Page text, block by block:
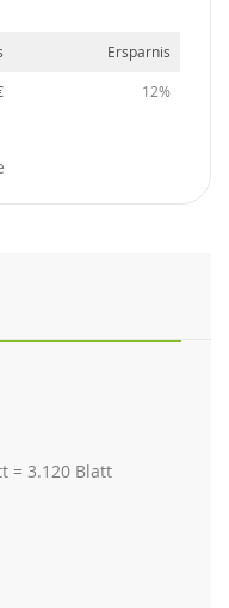
Ersparnis
12%
= 3.120 Blatt